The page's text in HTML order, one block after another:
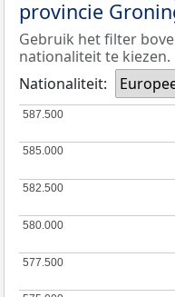
provincie
Gebruik het filter
nationaliteit te kiezen.
Nationaliteit:
577.500
577.500
580.000
580.000
582.500
582.500
585.000
585.000
587.500
587.500